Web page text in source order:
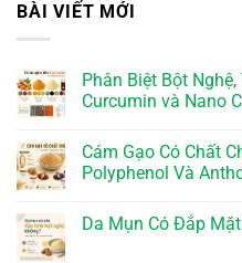
BÀI VIẾT MỚI
Phân Biệt Bột
Curcumin và Nano
Cám Gạo Có Chất
Polyphenol Và
Da Mụn Có Đắp